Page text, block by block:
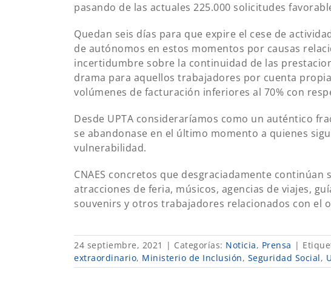
pasando de las actuales 225.000 solicitudes
Quedan seis días para que expire el cese de
de autónomos en estos momentos por causas
incertidumbre sobre la continuidad de las
drama para aquellos trabajadores por cuenta
volúmenes de facturación inferiores al 70% con
Desde UPTA consideraríamos como un auténtico
se abandonase en el último momento a quienes
vulnerabilidad.
CNAES concretos que desgraciadamente continúan
atracciones de feria, músicos, agencias de viajes,
souvenirs y otros trabajadores relacionados con el
24 septiembre, 2021 | Categorías: Noticia, Prensa |
extraordinario, Ministerio de Inclusión, Seguridad Social,